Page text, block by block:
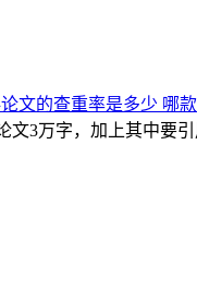
文的查重率是多少 哪
文3万字，加上其中要